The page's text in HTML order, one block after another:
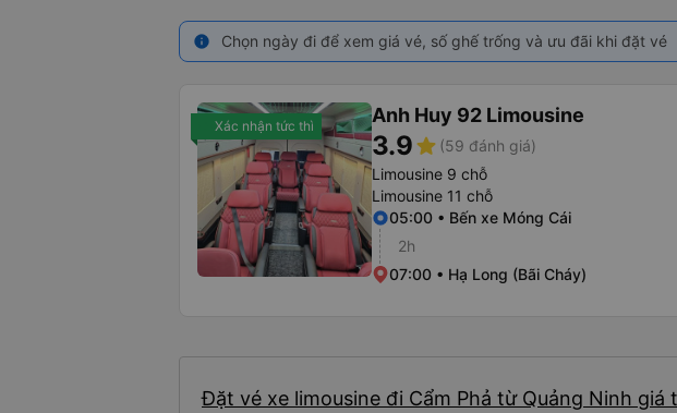
info Chọn ngày đi để xem giá vé, số ghế trống và ưu đãi khi đặt vé
Xác nhận tức thì Anh Huy 92 Limousine
3.9star (59 đánh giá)
Limousine 9 chỗ
Limousine 11 chỗ
05:00 • Bến xe Móng Cái
2h
07:00 • Hạ Long (Bãi Cháy)
Đặt vé xe limousine đi Cẩm Phả từ Quảng Ninh giá